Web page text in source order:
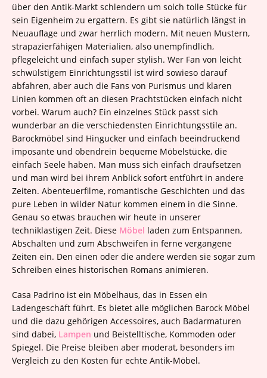
über den Antik-Markt schlendern um solch tolle Stücke für
sein Eigenheim zu ergattern. Es gibt sie natürlich längst in
Neuauflage und zwar herrlich modern. Mit neuen Mustern,
strapazierfähigen Materialien, also unempfindlich,
pflegeleicht und einfach super stylish. Wer Fan von leicht
schwülstigem Einrichtungsstil ist wird sowieso darauf
abfahren, aber auch die Fans von Purismus und klaren
Linien kommen oft an diesen Prachtstücken einfach nicht
vorbei. Warum auch? Ein einzelnes Stück passt sich
wunderbar an die verschiedensten Einrichtungsstile an.
Barockmöbel sind Hingucker und einfach beeindruckend
imposante und obendrein bequeme Möbelstücke, die
einfach Seele haben. Man muss sich einfach draufsetzen
und man wird bei ihrem Anblick sofort entführt in andere
Zeiten. Abenteuerfilme, romantische Geschichten und das
pure Leben in wilder Natur kommen einem in die Sinne.
Genau so etwas brauchen wir heute in unserer
techniklastigen Zeit. Diese Möbel laden zum Entspannen,
Abschalten und zum Abschweifen in ferne vergangene
Zeiten ein. Den einen oder die andere werden sie sogar zum
Schreiben eines historischen Romans animieren.
Casa Padrino ist ein Möbelhaus, das in Essen ein
Ladengeschäft führt. Es bietet alle möglichen Barock Möbel
und die dazu gehörigen Accessoires, auch Badarmaturen
sind dabei, Lampen und Beistelltische, Kommoden oder
Spiegel. Die Preise bleiben aber moderat, besonders im
Vergleich zu den Kosten für echte Antik-Möbel.